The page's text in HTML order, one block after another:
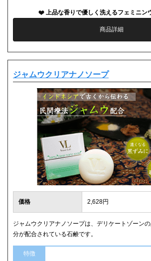
上品な香りで優しく洗えるフェミニン
商品詳細
ジャムウクリアナノソープ
価格 2,628円
ジャムウクリアナノソープは、デリケートゾーン
分が配合されている石鹸です。
特徴